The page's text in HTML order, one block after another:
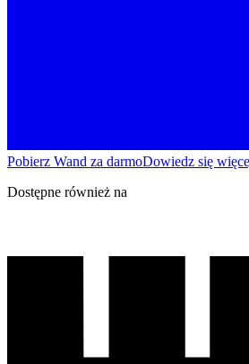
Pobierz Wand za darmoDowiedz się
Dostępne również na